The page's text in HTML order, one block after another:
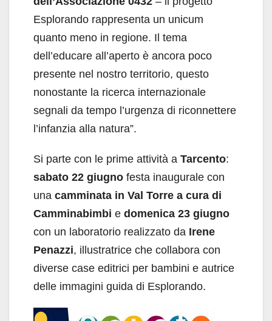
Esplorando rappresenta un unicum
quanto meno in regione. Il tema
dell’educare all’aperto è ancora poco
presente nel nostro territorio, questo
nonostante la ricerca internazionale
segnali da tempo l’urgenza di riconnettere
l’infanzia alla natura”.
Si parte con le prime attività a Tarcento:
sabato 22 giugno festa inaugurale con
una camminata in Val Torre a cura di
Camminabimbi e domenica 23 giugno
con un laboratorio realizzato da Irene
Penazzi, illustratrice che collabora con
diverse case editrici per bambini e autrice
delle immagini guida di Esplorando.